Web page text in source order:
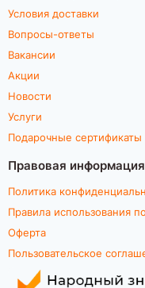
Условия доставки
Вопросы-ответы
Вакансии
Акции
Новости
Услуги
Подарочные сертификаты
Правовая информация
Политика
Правила использования
Оферта
Пользовательское